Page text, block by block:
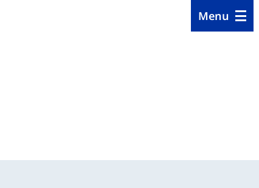
Menu